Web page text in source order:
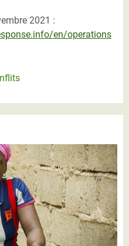
2021 :
en/operations